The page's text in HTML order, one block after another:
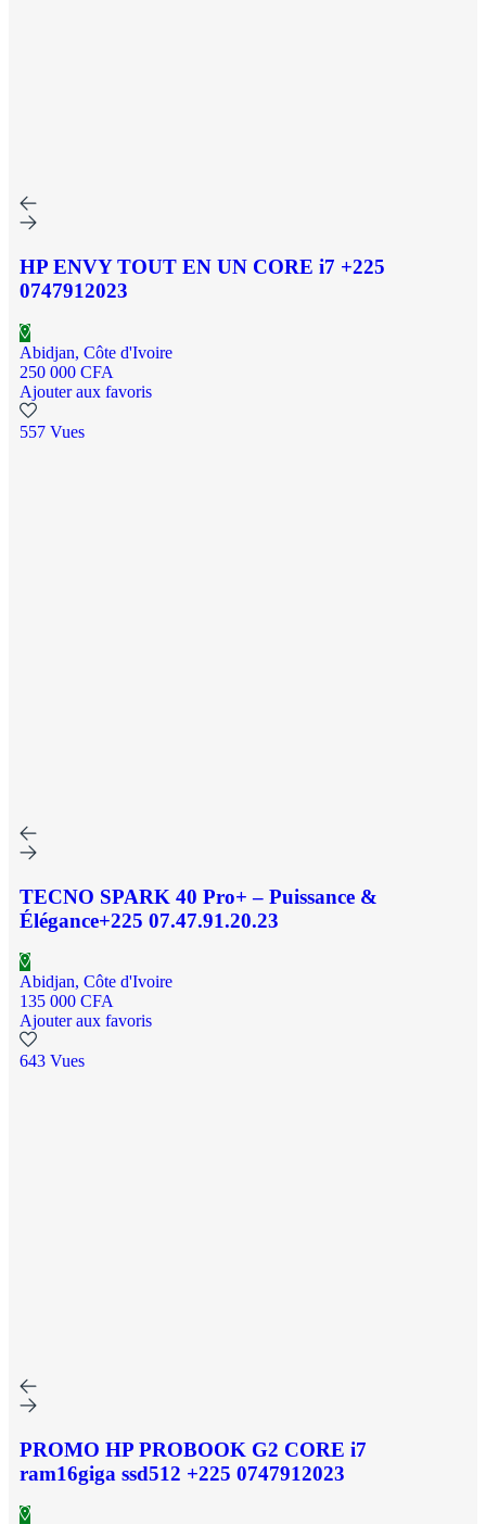
HP ENVY TOUT EN UN CORE i7 +225
0747912023
Abidjan, Côte d'Ivoire
250 000 CFA
Ajouter aux favoris
557 Vues
TECNO SPARK 40 Pro+ – Puissance &
Élégance+225 07.47.91.20.23
Abidjan, Côte d'Ivoire
135 000 CFA
Ajouter aux favoris
643 Vues
PROMO HP PROBOOK G2 CORE i7
ram16giga ssd512 +225 0747912023